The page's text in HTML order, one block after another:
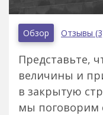
Обзор Отзывы
Представьте,
величины и
в закрытую
мы поговорим